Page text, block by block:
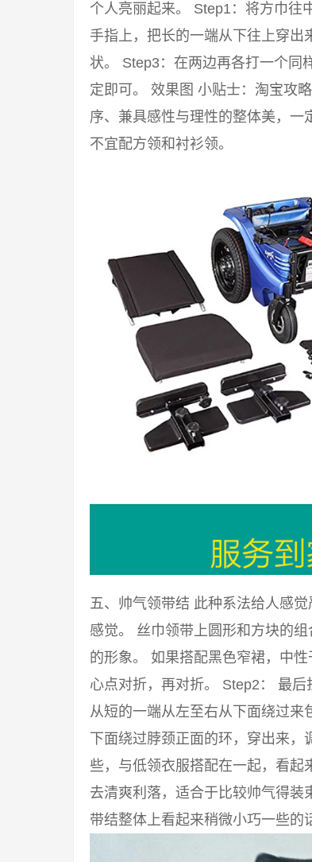
个人亮丽起来。 Step1：将方巾往
手指上，把长的一端从下往上穿出
状。 Step3：在两边再各打一个同
定即可。 效果图 小贴士：淘宝攻
序、兼具感性与理性的整体美，一
不宜配方领和衬衫领。
五、帅气领带结 此种系法给人感
感觉。 丝巾领带上圆形和方块的
的形象。 如果搭配黑色窄裙，中
心点对折，再对折。 Step2： 最后
从短的一端从左至右从下面绕过来
下面绕过脖颈正面的环，穿出来
些，与低领衣服搭配在一起，看起
去清爽利落，适合于比较帅气得
带结整体上看起来稍微小巧一些的